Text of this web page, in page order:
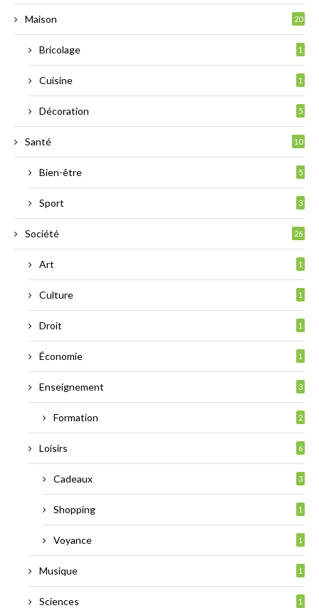
Maison 20
Bricolage 1
Cuisine 1
Décoration 5
Santé 10
Bien-être 5
Sport 3
Société 26
Art 1
Culture 1
Droit 1
Économie 1
Enseignement 3
Formation 2
Loisirs 6
Cadeaux 3
Shopping 1
Voyance 1
Musique 1
Sciences 1